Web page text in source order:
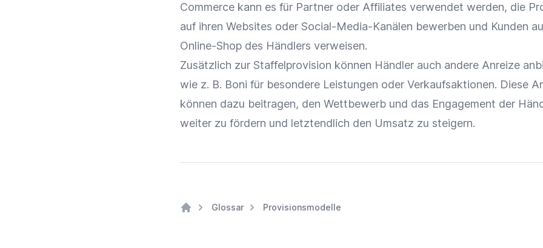
Commerce kann es für Partner oder Affiliates verwendet werden, die
auf ihren Websites oder Social-Media-Kanälen bewerben und Kunden
Online-Shop des Händlers verweisen.
Zusätzlich zur Staffelprovision können Händler auch andere Anreize
wie z. B. Boni für besondere Leistungen oder Verkaufsaktionen. Diese
können dazu beitragen, den Wettbewerb und das Engagement der
weiter zu fördern und letztendlich den Umsatz zu steigern.
Glossar Provisionsmodelle